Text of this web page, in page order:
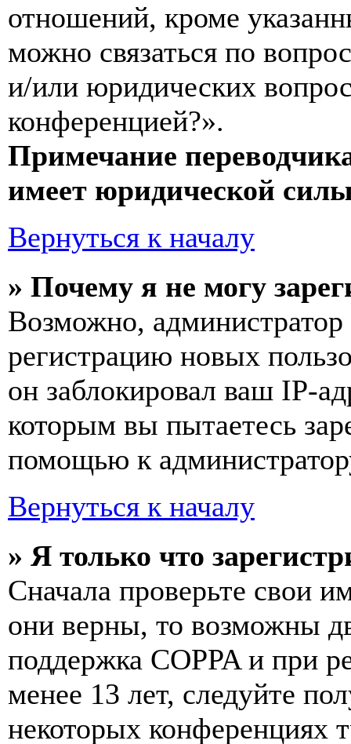
отношений, кроме
можно связаться по
и/или юридических
конференцией?».
Примечание
имеет юридической
Вернуться к началу
» Почему я не могу
Возможно,
регистрацию новых
он заблокировал ваш IP-
которым вы пытаетесь
помощью к
Вернуться к началу
» Я только что
Сначала проверьте свои
они верны, то возможны
поддержка COPPA и при
менее 13 лет, следуйте
некоторых конференциях